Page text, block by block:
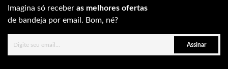
Imagina só receber as melhores ofertas
de bandeja por email. Bom, né?
Assinar